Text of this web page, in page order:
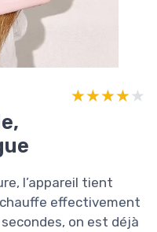
★★★★★
★★★★★
l’appareil tient
effectivement
on est déjà